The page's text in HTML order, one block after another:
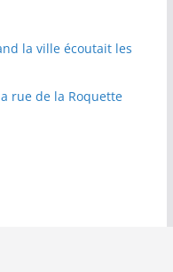
la ville écoutait les
rue de la Roquette